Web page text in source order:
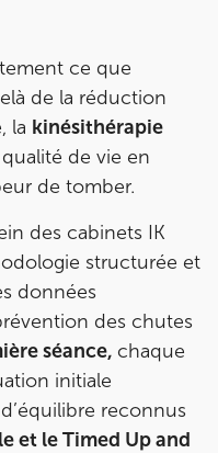
ce que
de la réduction
la kinésithérapie
de vie en
de tomber.
des cabinets IK
structurée et
données
des chutes
séance, chaque
initiale
reconnus
et le Timed Up and